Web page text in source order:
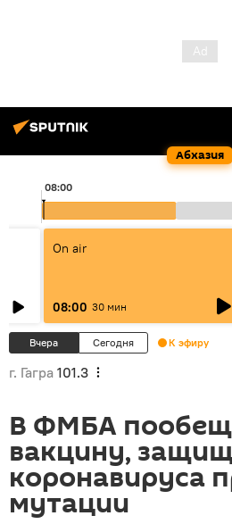
Абхазия
08:00
On air
08:00 30 мин
Вчера Сегодня К эфиру
г. Гагра 101.3
В ФМБА
вакцину,
коронавируса
мутации